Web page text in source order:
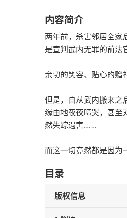
内容简介
两年前，杀害邻居全家
是宣判武内无罪的前法
亲切的笑容、贴心的
但是，自从武内搬来之
缘由地夜夜啼哭，甚至
然失踪遇害……
而这一切竟然都是因为
目录
版权信息